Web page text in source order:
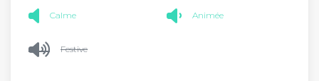
Calme Animée
Festive